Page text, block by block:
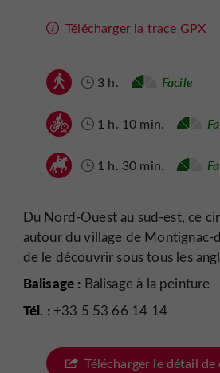
Télécharger la trace GPX
3 h. Facile
1 h. 10 min.
1 h. 30 min.
Du Nord-Ouest au sud-est, ce
autour du village de Montignac-
de le découvrir sous tous les
Balisage : Balisage à la peinture
Tél. :+33 5 53 66 14 14
Télécharger le détail